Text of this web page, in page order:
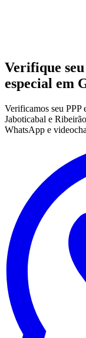
Verifique
especial em
Verificamos seu PPP
Jaboticabal e
WhatsApp e